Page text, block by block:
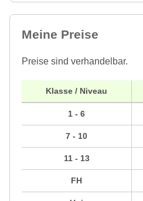
Meine Preise
Preise sind verhandelbar.
Klasse / Niveau
1 - 6
7 - 10
11 - 13
FH